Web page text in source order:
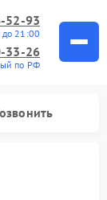
52-93
до 21:00
33-26
по РФ